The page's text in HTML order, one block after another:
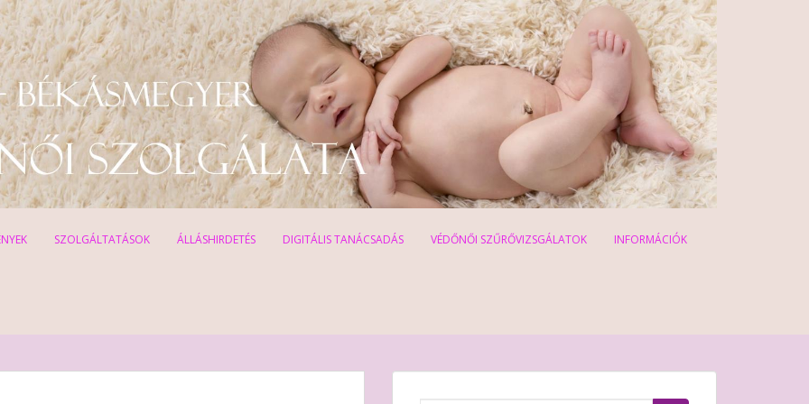
SZOLGÁLTATÁSOK ÁLLÁSHIRDETÉS DIGITÁLIS TANÁCSADÁS VÉDŐNŐI SZŰRŐVIZSGÁLATOK INFORMÁCIÓK